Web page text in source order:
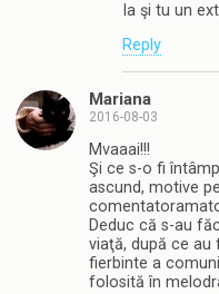
Ia şi tu un
Reply
Mariana
2016-08-03
Mvaaai!!!
Şi ce s-o fi
ascund, motive
Deduc că s-au
viaţă, după ce
fierbinte a
folosită în